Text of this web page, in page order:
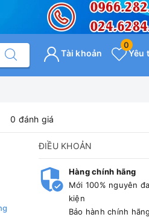
Yêu
0
Tài khoản
0 đánh giá
ĐIỀU KHOẢN
Hàng chính hãng
Mới 100% nguyên
kiện
Bảo hành chính